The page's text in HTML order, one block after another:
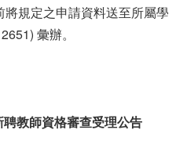
規定之申請資料送至所屬學
彙辦。
教師資格審查受理公告